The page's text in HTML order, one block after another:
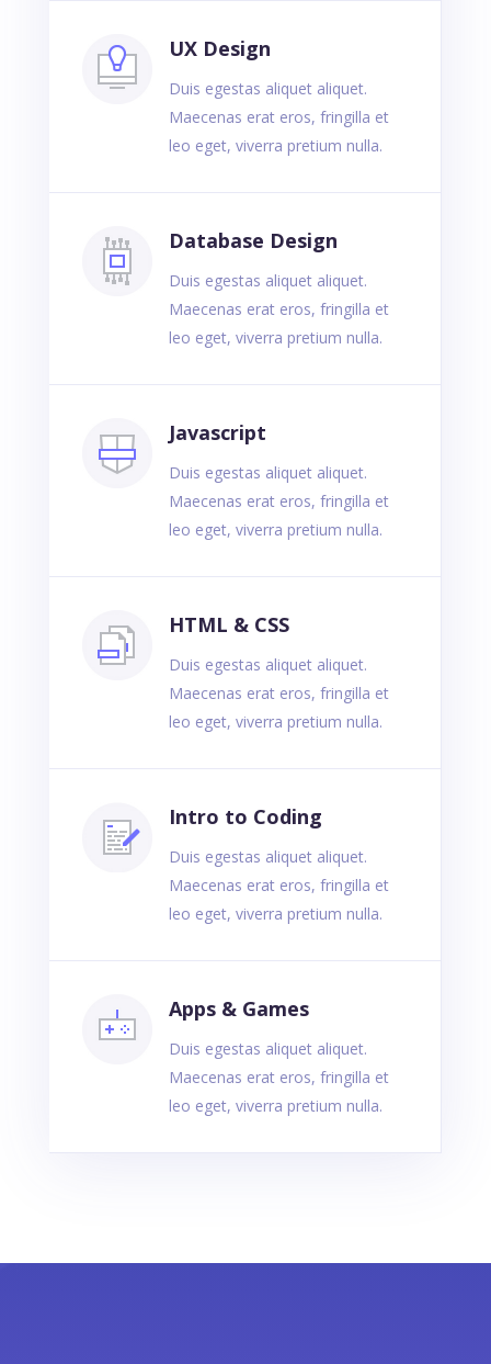
UX Design
Duis egestas aliquet aliquet.
Maecenas erat eros, fringilla et
leo eget, viverra pretium nulla.
Database Design
Duis egestas aliquet aliquet.
Maecenas erat eros, fringilla et
leo eget, viverra pretium nulla.
Javascript
Duis egestas aliquet aliquet.
Maecenas erat eros, fringilla et
leo eget, viverra pretium nulla.
HTML & CSS
Duis egestas aliquet aliquet.
Maecenas erat eros, fringilla et
leo eget, viverra pretium nulla.
Intro to Coding
Duis egestas aliquet aliquet.
Maecenas erat eros, fringilla et
leo eget, viverra pretium nulla.
Apps & Games
Duis egestas aliquet aliquet.
Maecenas erat eros, fringilla et
leo eget, viverra pretium nulla.